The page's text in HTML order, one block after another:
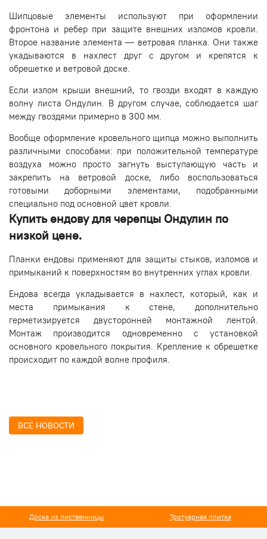
Шипцовые элементы используют при оформлении
фронтона и ребер при защите внешних изломов кровли.
Второе название элемента — ветровая планка. Они также
укадываются в нахлест друг с другом и крепятся к
обрешетке и ветровой доске.
Если излом крыши внешний, то гвозди входят в каждую
волну листа Ондулин. В другом случае, соблюдается шаг
между гвоздями примерно в 300 мм.
Вообще оформление кровельного щипца можно выполнить
различными способами: при положительной температуре
воздуха можно просто загнуть выступающую часть и
закрепить на ветровой доске, либо воспользоваться
готовыми доборными элементами, подобранными
специально под основной цвет кровли.
Купить ендову для черепцы Ондулин по
низкой цене.
Планки ендовы применяют для защиты стыков, изломов и
примыканий к поверхностям во внутренних углах кровли.
Ендова всегда укладывается в нахлест, который, как и
места примыкания к стене, дополнительно
герметизируется двусторонней монтажной лентой.
Монтаж производится одновременно с установкой
основного кровельного покрытия. Крепление к обрешетке
происходит по каждой волне профиля.
ВСЕ НОВОСТИ
Доска из лиственницы Тротуарная плитка